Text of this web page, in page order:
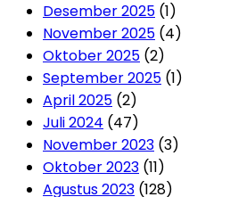
Desember 2025 (1)
November 2025 (4)
Oktober 2025 (2)
September 2025 (1)
April 2025 (2)
Juli 2024 (47)
November 2023 (3)
Oktober 2023 (11)
Agustus 2023 (128)